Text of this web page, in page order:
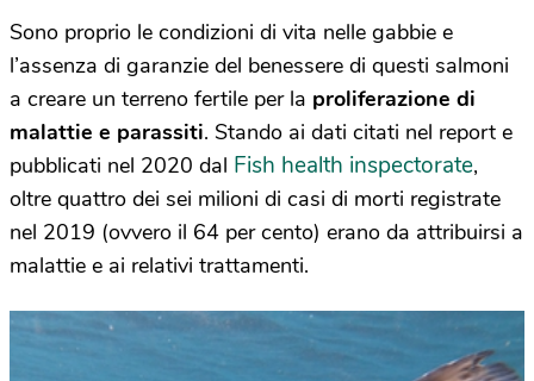
Sono proprio le condizioni di vita nelle gabbie e
l’assenza di garanzie del benessere di questi salmoni
a creare un terreno fertile per la proliferazione di
malattie e parassiti. Stando ai dati citati nel report e
pubblicati nel 2020 dal Fish health inspectorate,
oltre quattro dei sei milioni di casi di morti registrate
nel 2019 (ovvero il 64 per cento) erano da attribuirsi a
malattie e ai relativi trattamenti.